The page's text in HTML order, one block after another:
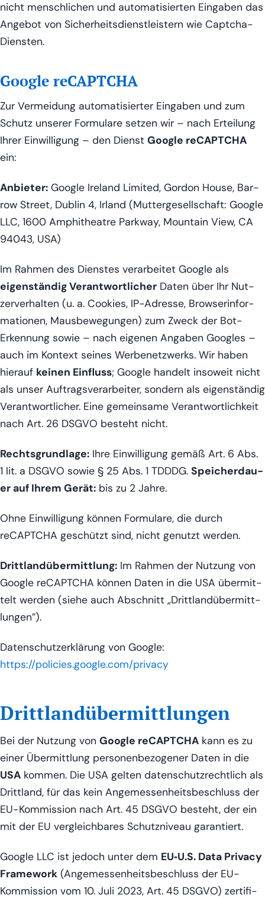
nicht mensch­li­chen und auto­ma­ti­sier­ten Ein­ga­ben das
Ange­bot von Sicher­heits­dienst­leis­tern wie Captcha-
Diensten.
Google reCAPTCHA
Zur Ver­mei­dung auto­ma­ti­sier­ter Ein­ga­ben und zum
Schutz unse­rer For­mu­la­re set­zen wir – nach Ertei­lung
Ihrer Ein­wil­li­gung – den Dienst Goog­le reCAPTCHA
ein:
Anbie­ter: Goog­le Ire­land Limi­t­ed, Gor­don House, Bar­
row Street, Dub­lin 4, Irland (Mut­ter­ge­sell­schaft: Goog­le
LLC, 1600 Amphi­theat­re Park­way, Moun­tain View, CA
94043, USA)
Im Rah­men des Diens­tes ver­ar­bei­tet Goog­le als
eigen­stän­dig Ver­ant­wort­li­cher Daten über Ihr Nut­
zer­ver­hal­ten (u. a. Coo­kies, IP-Adres­se, Brow­ser­in­for­
ma­tio­nen, Maus­be­we­gun­gen) zum Zweck der Bot-
Erken­nung sowie – nach eige­nen Anga­ben Goo­gles –
auch im Kon­text sei­nes Wer­be­netz­werks. Wir haben
hier­auf kei­nen Ein­fluss; Goog­le han­delt inso­weit nicht
als unser Auf­trags­ver­ar­bei­ter, son­dern als eigen­stän­dig
Ver­ant­wort­li­cher. Eine gemein­sa­me Ver­ant­wort­lich­keit
nach Art. 26 DSGVO besteht nicht.
Rechts­grund­la­ge: Ihre Ein­wil­li­gung gemäß Art. 6 Abs.
1 lit. a DSGVO sowie § 25 Abs. 1 TDDDG. Spei­cher­dau­
er auf Ihrem Gerät: bis zu 2 Jahre.
Ohne Ein­wil­li­gung kön­nen For­mu­la­re, die durch
reCAPTCHA geschützt sind, nicht genutzt werden.
Dritt­land­über­mitt­lung: Im Rah­men der Nut­zung von
Goog­le reCAPTCHA kön­nen Daten in die USA über­mit­
telt wer­den (sie­he auch Abschnitt „Dritt­land­über­mitt­
lun­gen”).
Daten­schutz­er­klä­rung von Goog­le:
https://policies.google.com/privacy
Drittlandübermittlungen
Bei der Nut­zung von Goog­le reCAPTCHA kann es zu
einer Über­mitt­lung per­so­nen­be­zo­ge­ner Daten in die
USA kom­men. Die USA gel­ten daten­schutz­recht­lich als
Dritt­land, für das kein Ange­mes­sen­heits­be­schluss der
EU-Kom­mis­si­on nach Art. 45 DSGVO besteht, der ein
mit der EU ver­gleich­ba­res Schutz­ni­veau garantiert.
Goog­le LLC ist jedoch unter dem EU‑U.S. Data Pri­va­cy
Frame­work (Ange­mes­sen­heits­be­schluss der EU-
Kom­mis­si­on vom 10. Juli 2023, Art. 45 DSGVO) zer­ti­fi­